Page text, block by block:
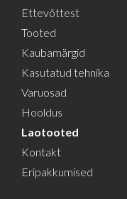
Ettevõttest
Tooted
Kaubamärgid
Kasutatud tehnika
Varuosad
Hooldus
Laotooted
Kontakt
Eripakkumised